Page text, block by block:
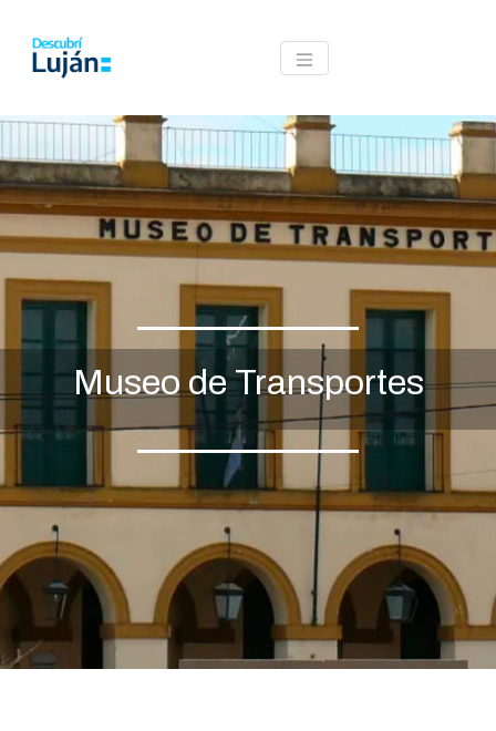
TOGGLE NAVIGATION
Museo de Transportes